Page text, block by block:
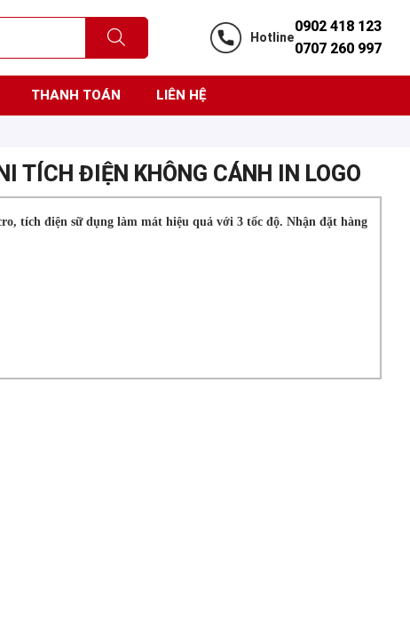
Hotline
0902 418 123
0707 260 997
THANH TOÁN LIÊN HỆ
TÍCH ĐIỆN KHÔNG CÁNH IN LOGO
tích điện sữ dụng làm mát hiệu quả với 3 tốc độ. Nhận đặt hàng